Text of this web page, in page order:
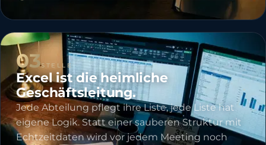
03STELLE
Excel ist die heimliche
Geschäftsleitung.
Jede Abteilung pflegt ihre Liste, jede Liste hat
eigene Logik. Statt einer sauberen Struktur mit
Echtzeitdaten wird vor jedem Meeting noch